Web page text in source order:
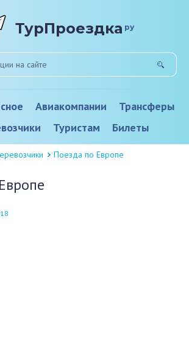
ТурПроездка ру
Авиакомпании
Трансферы
Туристам Билеты
Поезда по Европе